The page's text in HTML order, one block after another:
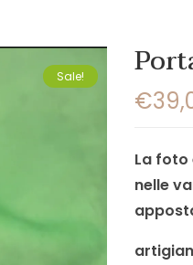
Sale!
€
La foto
nelle